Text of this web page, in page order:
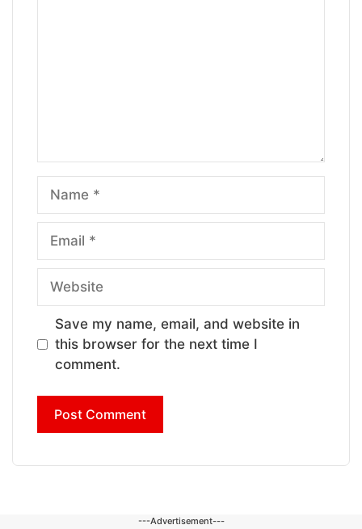
Name
Email
Website
Save my name, email, and website in
this browser for the next time I
comment.
---Advertisement---